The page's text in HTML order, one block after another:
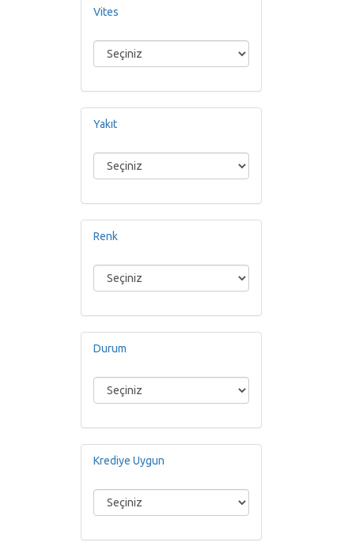
Vites
Yakıt
Renk
Durum
Krediye Uygun